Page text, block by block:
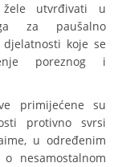
utvrđivati u
za paušalno
koje se
poreznog i
primijećene su
protivno svrsi
u određenim
nesamostalnom